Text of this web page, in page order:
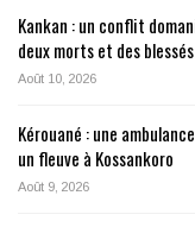
Kankan : un conflit
deux morts et des blessés
Août 10, 2026
Kérouané : une
un fleuve à Kossankoro
Août 9, 2026